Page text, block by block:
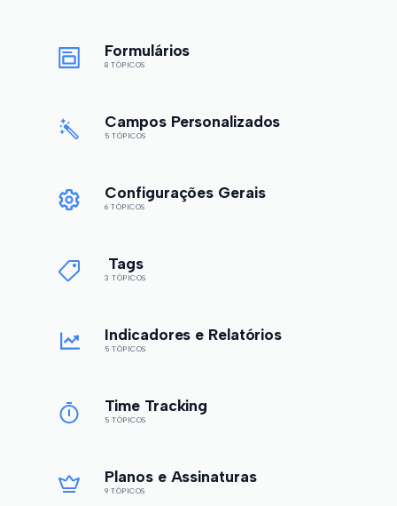
Formulários
8 TÓPICOS
Campos Personalizados
5 TÓPICOS
Configurações Gerais
6 TÓPICOS
Tags
3 TÓPICOS
Indicadores e Relatórios
5 TÓPICOS
Time Tracking
5 TÓPICOS
Planos e Assinaturas
9 TÓPICOS